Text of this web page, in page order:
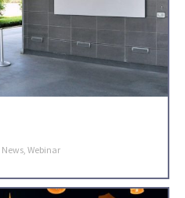
News, Webinar